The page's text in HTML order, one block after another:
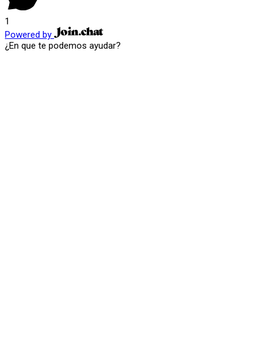
1
Powered by
¿En que te podemos ayudar?